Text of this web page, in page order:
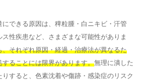
にできる原因は、稗粒腫・白ニキビ・汗管
性疾患など、さまざまな可能性がありま
、それぞれ原因・経過・治療法が異なるた
ることには限界があります。無理に潰した
りすると、色素沈着や傷跡・感染症のリスク